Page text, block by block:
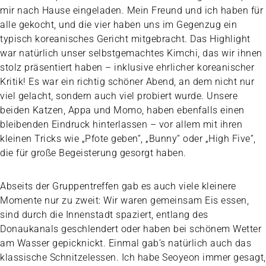
mir nach Hause eingeladen. Mein Freund und ich haben für
alle gekocht, und die vier haben uns im Gegenzug ein
typisch koreanisches Gericht mitgebracht. Das Highlight
war natürlich unser selbstgemachtes Kimchi, das wir ihnen
stolz präsentiert haben – inklusive ehrlicher koreanischer
Kritik! Es war ein richtig schöner Abend, an dem nicht nur
viel gelacht, sondern auch viel probiert wurde. Unsere
beiden Katzen, Appa und Momo, haben ebenfalls einen
bleibenden Eindruck hinterlassen – vor allem mit ihren
kleinen Tricks wie „Pfote geben“, „Bunny“ oder „High Five“,
die für große Begeisterung gesorgt haben.
Abseits der Gruppentreffen gab es auch viele kleinere
Momente nur zu zweit: Wir waren gemeinsam Eis essen,
sind durch die Innenstadt spaziert, entlang des
Donaukanals geschlendert oder haben bei schönem Wetter
am Wasser gepicknickt. Einmal gab’s natürlich auch das
klassische Schnitzelessen. Ich habe Seoyeon immer gesagt,